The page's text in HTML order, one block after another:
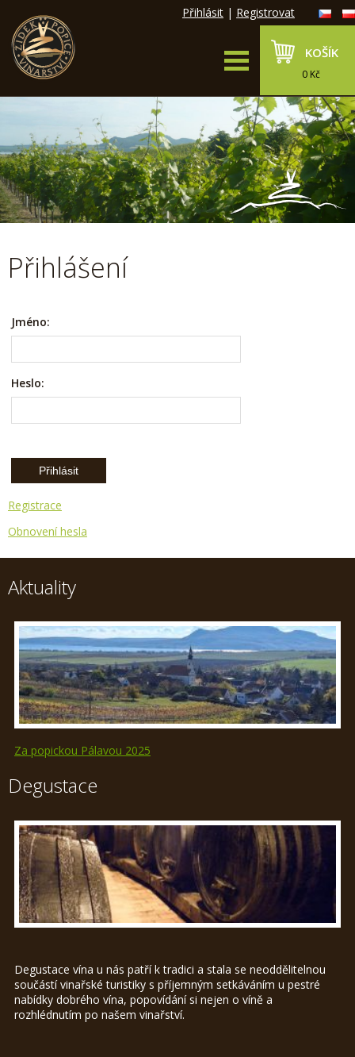
Přihlásit | Registrovat
KOŠÍK
0 Kč
Přihlášení
Jméno:
Heslo:
Registrace
Obnovení hesla
Aktuality
Za popickou Pálavou 2025
Degustace
Degustace vína u nás patří k tradici a stala se neoddělitelnou
součástí vinařské turistiky s příjemným setkáváním u pestré
nabídky dobrého vína, popovídání si nejen o víně a
rozhlédnutím po našem vinařství.